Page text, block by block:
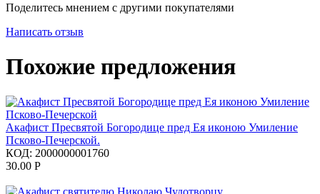
Поделитесь мнением с другими покупателями
Написать отзыв
Похожие предложения
Акафист Пресвятой Богородице пред Ея иконою Умиление
Псково-Печерской.
КОД: 2000000001760
30.00 Р